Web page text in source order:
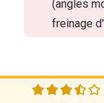
(angles
freinage